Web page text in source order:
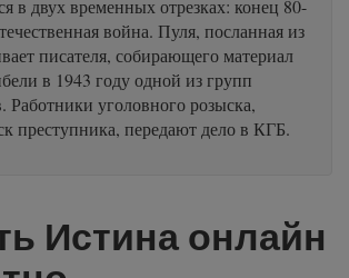
в двух временных отрезках: конец 80-
война. Пуля, посланная из
писателя, собирающего материал
в 1943 году одной из групп
Работники уголовного розыска,
преступника, передают дело в КГБ.
Истина онлайн